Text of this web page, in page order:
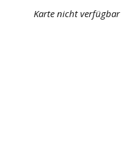
Karte nicht verfügbar